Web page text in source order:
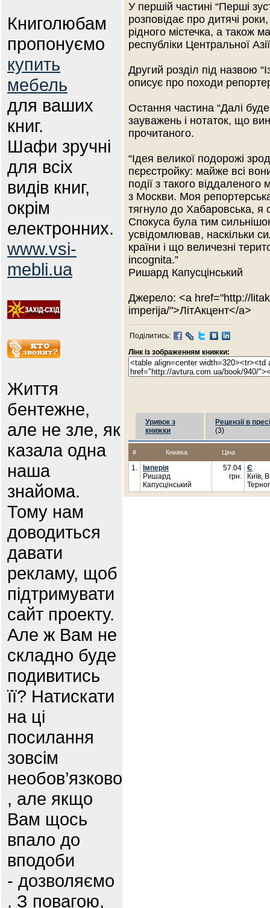
Книголюбам
пропонуємо
купить
мебель
для ваших
книг.
Шафи зручні
для всіх
видів книг,
окрім
електронних.
www.vsi-
mebli.ua
Життя
бентежне,
але не зле, як
казала одна
наша
знайома.
Тому нам
доводиться
давати
рекламу, щоб
підтримувати
сайт проекту.
Але ж Вам не
складно буде
подивитись
її? Натискати
на ці
посилання
зовсім
необов’язково
, але якщо
Вам щось
впало до
вподоби
- дозволяємо
. З повагою,
У першій частині “Перші
розповідає про дитячі
рідного містечка, а також
республіки Центральної
Другий розділ під назвою
описує про походи
Остання частина “Далі
зауважень і нотаток, що
прочитаного.
“Ідея великої подорожі
пєрєстройку: майже всі
події з такого
з Москви. Моя
тягнуло до Хабаровська, я
Спокуса була тим
усвідомлював, наскільки
країни і що величезні
incognita.”
Ришард Капусцінський
Джерело: <a href="http://
imperija/">ЛітАкцент</a>
Поділитись:
Лінк із зображенням книжки:
Уривок з
книжки
Рецензії в пресі
(3)
# Книжка Ціна
1.
Імперія
Ришард
Капусцінський
57.04
грн.
Є
Київ,